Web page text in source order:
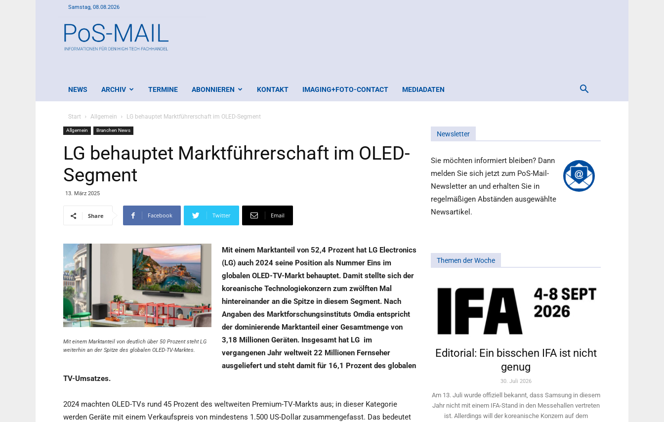
Samstag, 08.08.2026
Mail
NEWS ARCHIV TERMINE ABONNIEREN KONTAKT IMAGING+FOTO-CONTACT MEDIADATEN
Start Allgemein LG behauptet Marktführerschaft im OLED-Segment
Allgemein Branchen News
LG behauptet Marktführerschaft im OLED-
Segment
13. März 2025
Share Facebook Twitter Email
Mit einem Marktanteil von deutlich über 50 Prozent steht LG
weiterhin an der Spitze des globalen OLED-TV-Marktes.
Mit einem Marktanteil von 52,4 Prozent hat LG Electronics
(LG) auch 2024 seine Position als Nummer Eins im
globalen OLED-TV-Markt behauptet. Damit stellte sich der
koreanische Technologiekonzern zum zwölften Mal
hintereinander an die Spitze in diesem Segment. Nach
Angaben des Marktforschungsinstituts Omdia entspricht
der dominierende Marktanteil einer Gesamtmenge von
3,18 Millionen Geräten. Insgesamt hat LG im
vergangenen Jahr weltweit 22 Millionen Fernseher
ausgeliefert und steht damit für 16,1 Prozent des globalen
TV-Umsatzes.
2024 machten OLED-TVs rund 45 Prozent des weltweiten Premium-TV-Markts aus; in dieser Kategorie
werden Geräte mit einem Verkaufspreis von mindestens 1.500 US-Dollar zusammengefasst. Das bedeutet
Newsletter
Sie möchten informiert bleiben? Dann
melden Sie sich jetzt zum PoS-Mail-
Newsletter an und erhalten Sie in
regelmäßigen Abständen ausgewählte
Newsartikel.
Themen der Woche
Editorial: Ein bisschen IFA ist nicht
genug
30. Juli 2026
Am 13. Juli wurde offiziell bekannt, dass Samsung in diesem
Jahr nicht mit einem IFA-Stand in den Messehallen vertreten
ist. Allerdings will ­der koreanische Konzern auf dem